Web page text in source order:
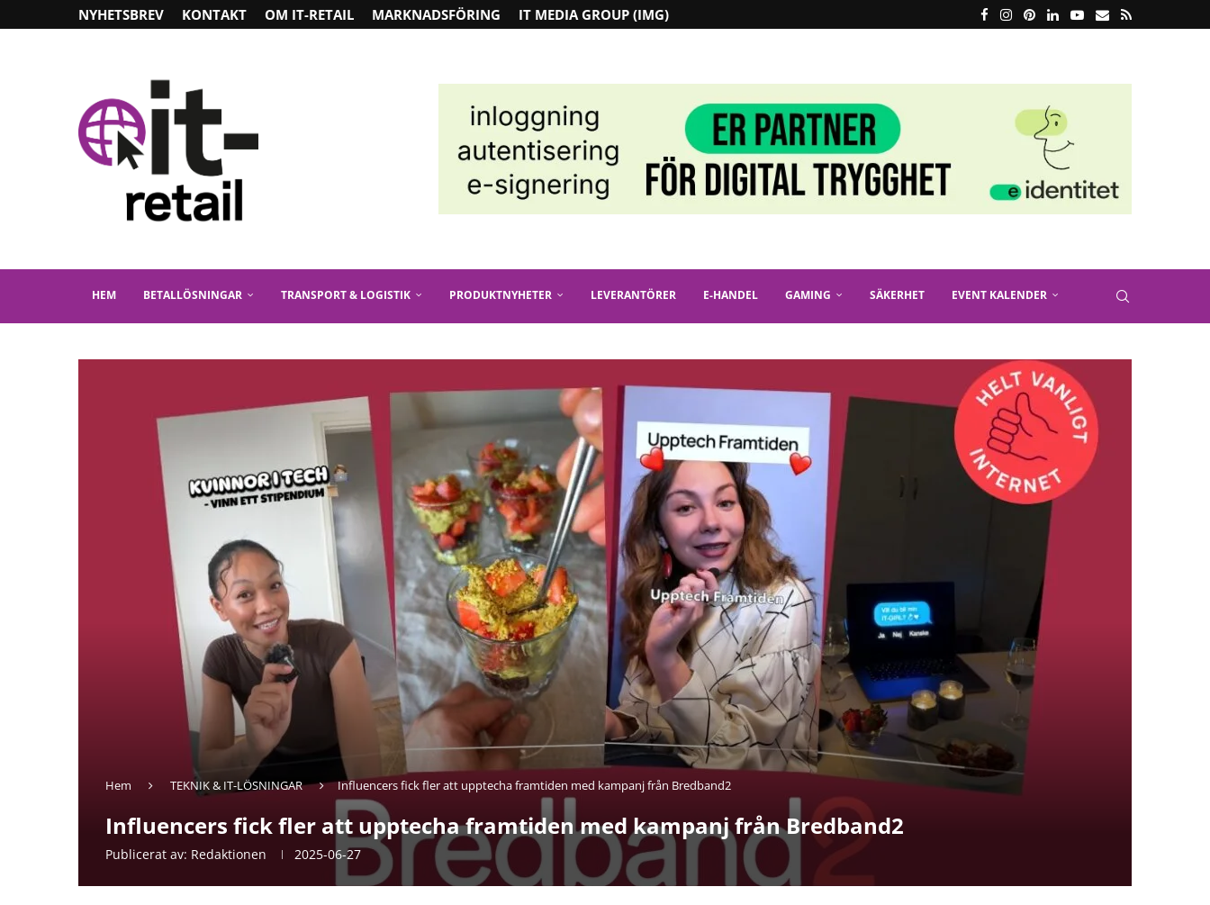
NYHETSBREV KONTAKT OM IT-RETAIL MARKNADSFÖRING IT MEDIA GROUP (IMG)
HEM BETALLÖSNINGAR TRANSPORT & LOGISTIK PRODUKTNYHETER LEVERANTÖRER E-HANDEL GAMING SÄKERHET EVENT KALENDER
Hem TEKNIK & IT-LÖSNINGAR Influencers fick fler att upptecha framtiden med kampanj från Bredband2
Influencers fick fler att upptecha framtiden med kampanj från Bredband2
Publicerat av: Redaktionen 2025-06-27